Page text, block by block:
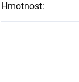
Hmotnost: